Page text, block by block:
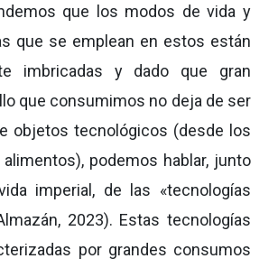
que los modos de vida y
que se emplean en estos están
imbricadas y dado que gran
que consumimos no deja de ser
objetos tecnológicos (desde los
podemos hablar, junto
imperial, de las «tecnologías
2023). Estas tecnologías
por grandes consumos